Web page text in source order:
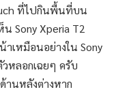
ที่ไปกินพื้นที่บน
Sony Xperia T2
าเหมือนอย่างใน Sony
หลอกเฉยๆ ครับ
านหลังต่างหาก